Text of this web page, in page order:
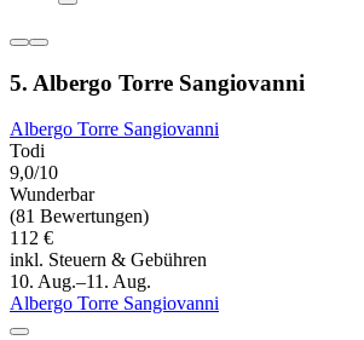
5. Albergo Torre Sangiovanni
Albergo Torre Sangiovanni
Todi
9,0/10
Wunderbar
(81 Bewertungen)
112 €
inkl. Steuern & Gebühren
10. Aug.–11. Aug.
Albergo Torre Sangiovanni